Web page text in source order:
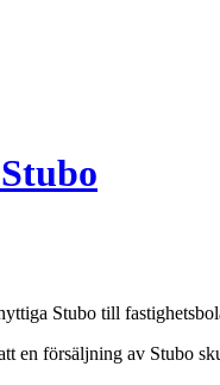
Stubo till
en försäljning av Stubo